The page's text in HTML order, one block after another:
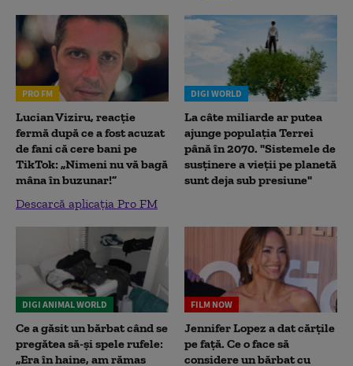
PRO FM
Lucian Viziru, reacție
fermă după ce a fost acuzat
de fani că cere bani pe
TikTok: „Nimeni nu vă bagă
mâna în buzunar!”
Descarcă aplicația Pro FM
DIGI WORLD
La câte miliarde ar putea
ajunge populația Terrei
până în 2070. "Sistemele de
susținere a vieții pe planetă
sunt deja sub presiune"
DIGI ANIMAL WORLD
Ce a găsit un bărbat când se
pregătea să-și spele rufele:
„Era în haine, am rămas
FILM NOW
Jennifer Lopez a dat cărțile
pe față. Ce o face să
considere un bărbat cu